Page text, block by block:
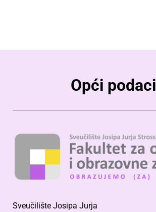
Opći podaci
Sveučilište Josipa Jurja